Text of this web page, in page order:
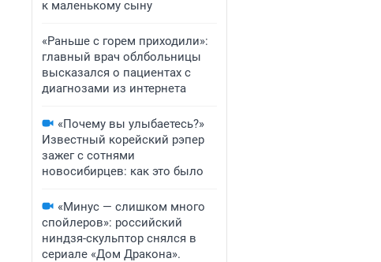
к маленькому сыну
«Раньше с горем приходили»:
главный врач облбольницы
высказался о пациентах с
диагнозами из интернета
«Почему вы улыбаетесь?»
Известный корейский рэпер
зажег с сотнями
новосибирцев: как это было
«Минус — слишком много
спойлеров»: российский
ниндзя-скульптор снялся в
сериале «Дом Дракона».